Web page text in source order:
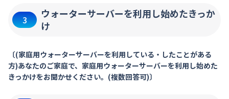
3
ウォーターサーバーを利用し始めたきっか
け
〔(家庭用ウォーターサーバーを利用している・したことがある
方)あなたのご家庭で、家庭用ウォーターサーバーを利用し始めた
きっかけをお聞かせください。(複数回答可)〕